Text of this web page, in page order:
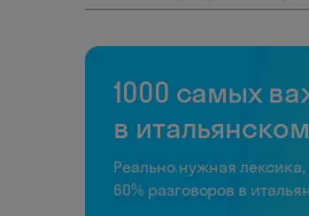
1000 самых
в
Реально нужная
60% разговоров в